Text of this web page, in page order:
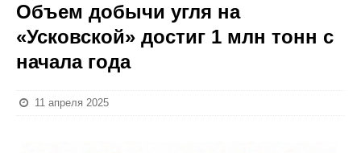
Объем добычи угля на
«Усковской» достиг 1 млн тонн с
начала года
11 апреля 2025